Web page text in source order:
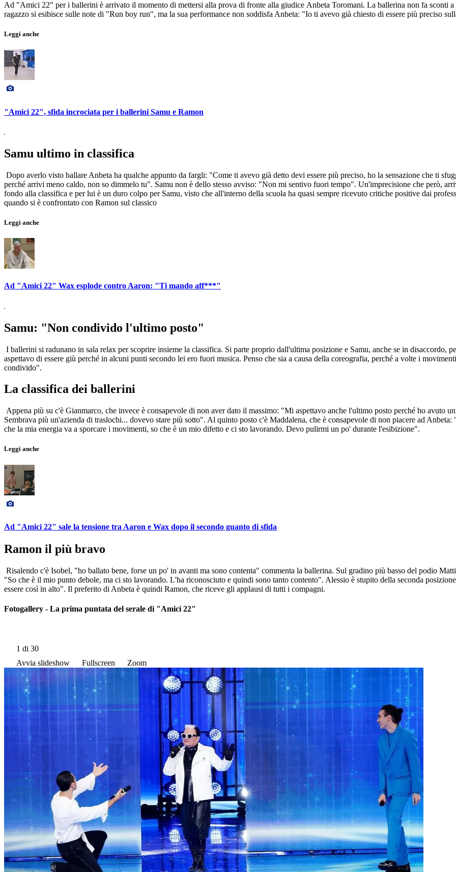
Ad "Amici 22" per i ballerini è arrivato il momento di mettersi alla prova di fronte alla giudice Anbeta Toromani. La ballerina non fa sconti
ragazzo si esibisce sulle note di "Run boy run", ma la sua performance non soddisfa Anbeta: "Io ti avevo già chiesto di essere più preciso
Leggi anche
"Amici 22", sfida incrociata per i ballerini Samu e Ramon
Samu ultimo in classifica
Dopo averlo visto ballare Anbeta ha qualche appunto da fargli: "Come ti avevo già detto devi essere più preciso, ho la sensazione che ti
perché arrivi meno caldo, non so dimmelo tu". Samu non è dello stesso avviso: "Non mi sentivo fuori tempo". Un'imprecisione che però,
fondo alla classifica e per lui è un duro colpo per Samu, visto che all'interno della scuola ha quasi sempre ricevuto critiche positive dai
quando si è confrontato con Ramon sul classico
Leggi anche
Ad "Amici 22" Wax esplode contro Aaron: "Ti mando aff***"
Samu: "Non condivido l'ultimo posto"
I ballerini si radunano in sala relax per scoprire insieme la classifica. Si parte proprio dall'ultima posizione e Samu, anche se in disaccordo,
aspettavo di essere giù perché in alcuni punti secondo lei ero fuori musica. Penso che sia a causa della coreografia, perché a volte i
condivido".
La classifica dei ballerini
Appena più su c'è Gianmarco, che invece è consapevole di non aver dato il massimo: "Mi aspettavo anche l'ultimo posto perché ho avuto
Sembrava più un'azienda di traslochi... dovevo stare più sotto". Al quinto posto c'è Maddalena, che è consapevole di non piacere ad
che la mia energia va a sporcare i movimenti, so che è un mio difetto e ci sto lavorando. Devo pulirmi un po' durante l'esibizione".
Leggi anche
Ad "Amici 22" sale la tensione tra Aaron e Wax dopo il secondo guanto di sfida
Ramon il più bravo
Risalendo c'è Isobel, "ho ballato bene, forse un po' in avanti ma sono contenta" commenta la ballerina. Sul gradino più basso del podio
"So che è il mio punto debole, ma ci sto lavorando. L'ha riconosciuto e quindi sono tanto contento". Alessio è stupito della seconda
essere così in alto". Il preferito di Anbeta è quindi Ramon, che riceve gli applausi di tutti i compagni.
Fotogallery - La prima puntata del serale di "Amici 22"
1 di 30
Avvia slideshow
Fullscreen Zoom